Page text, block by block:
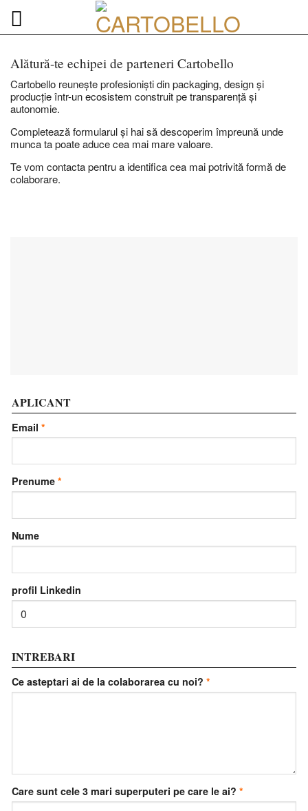
content
Alătură-te echipei de parteneri Cartobello
Cartobello reunește profesioniști din packaging, design și
producție într-un ecosistem construit pe transparență și
autonomie.
Completează formularul și hai să descoperim împreună unde
munca ta poate aduce cea mai mare valoare.
Te vom contacta pentru a identifica cea mai potrivită formă de
colaborare.
APLICANT
Email
Prenume
Nume
profil Linkedin
INTREBARI
Ce asteptari ai de la colaborarea cu noi?
Care sunt cele 3 mari superputeri pe care le ai?